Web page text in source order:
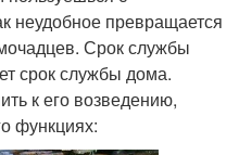
неудобное превращается
Срок службы
срок службы дома.
к его возведению,
функциях: